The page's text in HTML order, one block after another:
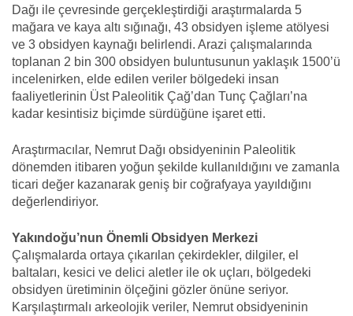
Dağı ile çevresinde gerçekleştirdiği araştırmalarda 5
mağara ve kaya altı sığınağı, 43 obsidyen işleme atölyesi
ve 3 obsidyen kaynağı belirlendi. Arazi çalışmalarında
toplanan 2 bin 300 obsidyen buluntusunun yaklaşık 1500’ü
incelenirken, elde edilen veriler bölgedeki insan
faaliyetlerinin Üst Paleolitik Çağ’dan Tunç Çağları’na
kadar kesintisiz biçimde sürdüğüne işaret etti.
Araştırmacılar, Nemrut Dağı obsidyeninin Paleolitik
dönemden itibaren yoğun şekilde kullanıldığını ve zamanla
ticari değer kazanarak geniş bir coğrafyaya yayıldığını
değerlendiriyor.
Yakındoğu’nun Önemli Obsidyen Merkezi
Çalışmalarda ortaya çıkarılan çekirdekler, dilgiler, el
baltaları, kesici ve delici aletler ile ok uçları, bölgedeki
obsidyen üretiminin ölçeğini gözler önüne seriyor.
Karşılaştırmalı arkeolojik veriler, Nemrut obsidyeninin